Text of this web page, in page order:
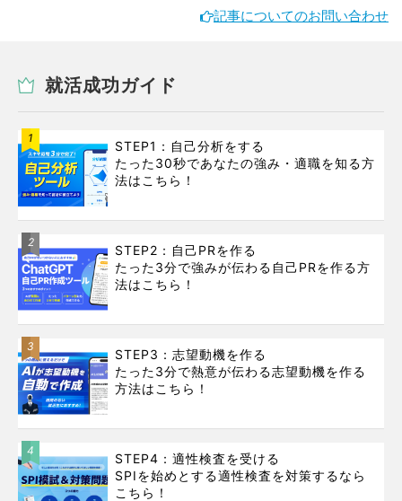
記事についてのお問い合わせ
就活成功ガイド
1
STEP1：自己分析をする
たった30秒であなたの強み・適職を知る方
法はこちら！
2
STEP2：自己PRを作る
たった3分で強みが伝わる自己PRを作る方
法はこちら！
3
STEP3：志望動機を作る
たった3分で熱意が伝わる志望動機を作る
方法はこちら！
4
STEP4：適性検査を受ける
SPIを始めとする適性検査を対策するなら
こちら！